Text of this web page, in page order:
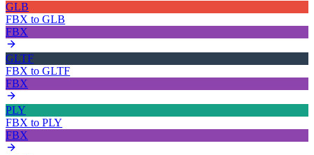
GLB
FBX to GLB
FBX
GLTF
FBX to GLTF
FBX
PLY
FBX to PLY
FBX